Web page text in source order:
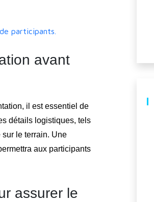
participants.
avant
il est essentiel de
détails logistiques, tels
le terrain. Une
aux participants
assurer le